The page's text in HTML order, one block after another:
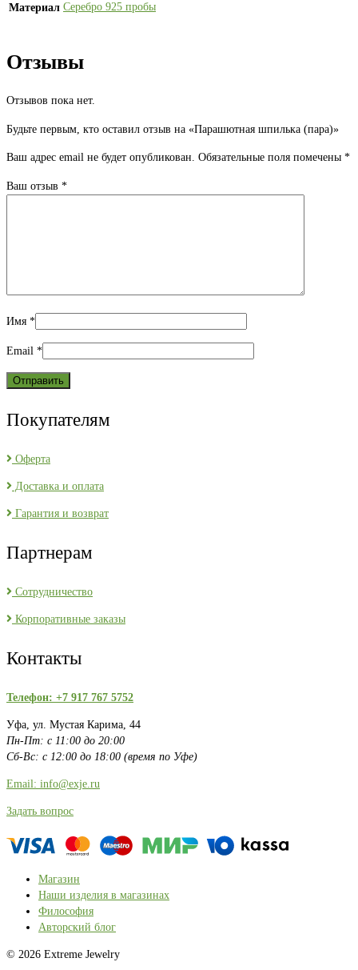
Материал Серебро 925 пробы
Отзывы
Отзывов пока нет.
Будьте первым, кто оставил отзыв на «Парашютная шпилька (пара)»
Ваш адрес email не будет опубликован. Обязательные поля помечены *
Ваш отзыв *
Имя *
Email *
Покупателям
Оферта
Доставка и оплата
Гарантия и возврат
Партнерам
Сотрудничество
Корпоративные заказы
Контакты
Телефон: +7 917 767 5752
Уфа, ул. Мустая Карима, 44
Пн-Пт: с 11:00 до 20:00
Сб-Вс: с 12:00 до 18:00 (время по Уфе)
Email: info@exje.ru
Задать вопрос
Магазин
Наши изделия в магазинах
Философия
Авторский блог
© 2026 Extreme Jewelry